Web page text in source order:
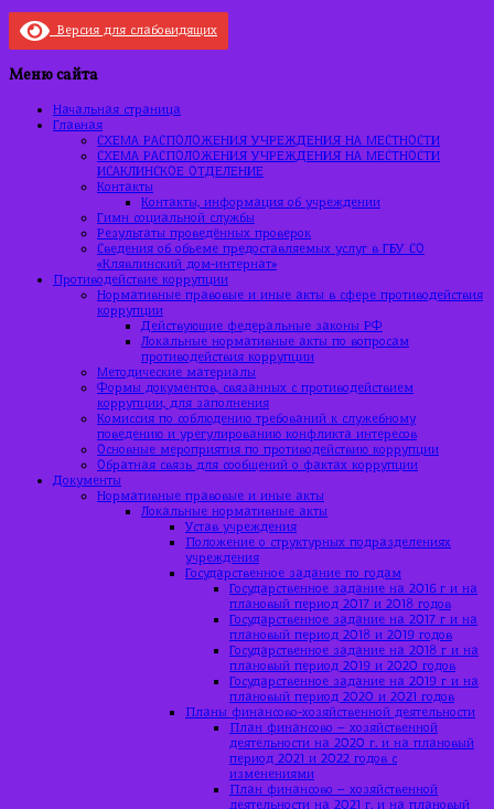
Версия для слабовидящих
Меню сайта
Начальная страница
Главная
СХЕМА РАСПОЛОЖЕНИЯ УЧРЕЖДЕНИЯ НА МЕСТНОСТИ
СХЕМА РАСПОЛОЖЕНИЯ УЧРЕЖДЕНИЯ НА МЕСТНОСТИ
ИСАКЛИНСКОЕ ОТДЕЛЕНИЕ
Контакты
Контакты, информация об учреждении
Гимн социальной службы
Результаты проведённых проверок
Сведения об объеме предоставляемых услуг в ГБУ СО
«Клявлинский дом-интернат»
Противодействие коррупции
Нормативные правовые и иные акты в сфере противодействия
коррупции
Действующие федеральные законы РФ
Локальные нормативные акты по вопросам
противодействия коррупции
Методические материалы
Формы документов, связанных с противодействием
коррупции, для заполнения
Комиссия по соблюдению требований к служебному
поведению и урегулированию конфликта интересов
Основные мероприятия по противодействию коррупции
Обратная связь для сообщений о фактах коррупции
Документы
Нормативные правовые и иные акты
Локальные нормативные акты
Устав учреждения
Положение о структурных подразделениях
учреждения
Государственное задание по годам
Государственное задание на 2016 г и на
плановый период 2017 и 2018 годов
Государственное задание на 2017 г и на
плановый период 2018 и 2019 годов
Государственное задание на 2018 г и на
плановый период 2019 и 2020 годов
Государственное задание на 2019 г и на
плановый период 2020 и 2021 годов
Планы финансово-хозяйственной деятельности
План финансово – хозяйственной
деятельности на 2020 г. и на плановый
период 2021 и 2022 годов с
изменениями
План финансово – хозяйственной
деятельности на 2021 г. и на плановый